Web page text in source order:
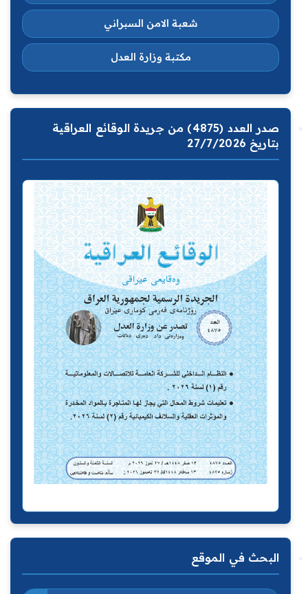
شعبة الامن السبراني
مكتبة وزارة العدل
صدر العدد (4875) من جريدة الوقائع العراقية
بتاريخ 27/7/2026
البحث في الموقع